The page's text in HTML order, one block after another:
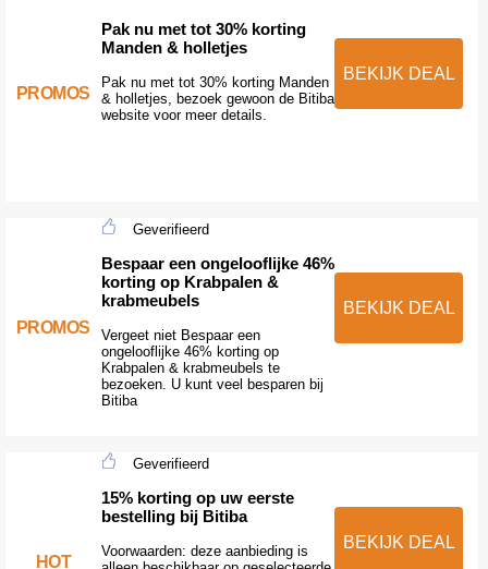
PROMOS
Pak nu met tot 30% korting
Manden & holletjes
Pak nu met tot 30% korting Manden
& holletjes, bezoek gewoon de Bitiba
website voor meer details.
BEKIJK DEAL
PROMOS
Geverifieerd
Bespaar een ongelooflijke 46%
korting op Krabpalen &
krabmeubels
Vergeet niet Bespaar een
ongelooflijke 46% korting op
Krabpalen & krabmeubels te
bezoeken. U kunt veel besparen bij
Bitiba
BEKIJK DEAL
HOT
Geverifieerd
15% korting op uw eerste
bestelling bij Bitiba
Voorwaarden: deze aanbieding is
BEKIJK DEAL